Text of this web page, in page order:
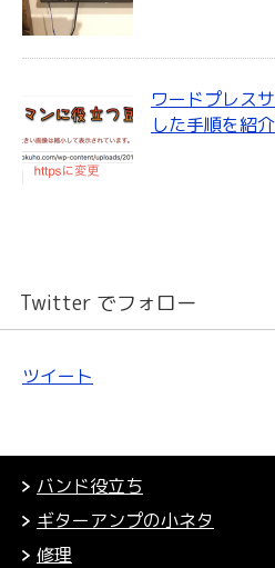
ワードプレス
した手順を紹介
Twitter でフォロー
ツイート
バンド役立ち
ギターアンプの小ネタ
修理